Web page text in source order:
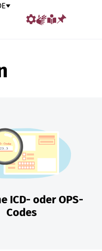
Sprache
ICD- oder OPS-
Codes